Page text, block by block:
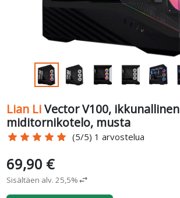
Lian LiVector V100, ikkunallinen
miditornikotelo, musta
star star star star star (5/5) 1 arvostelua
69,90 €
Sisältäen alv. 25,5%swap_horiz